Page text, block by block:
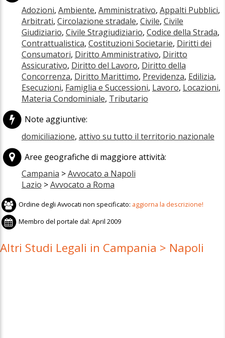
Adozioni, Ambiente, Amministrativo, Appalti Pubblici,
Arbitrati, Circolazione stradale, Civile, Civile
Giudiziario, Civile Stragiudiziario, Codice della Strada,
Contrattualistica, Costituzioni Societarie, Diritti dei
Consumatori, Diritto Amministrativo, Diritto
Assicurativo, Diritto del Lavoro, Diritto della
Concorrenza, Diritto Marittimo, Previdenza, Edilizia,
Esecuzioni, Famiglia e Successioni, Lavoro, Locazioni,
Materia Condominiale, Tributario
Note aggiuntive:
domiciliazione, attivo su tutto il territorio nazionale
Aree geografiche di maggiore attività:
Campania >Avvocato a Napoli
Lazio >Avvocato a Roma
Ordine degli Avvocati non specificato: aggiorna la descrizione!
Membro del portale dal:April 2009
Altri Studi Legali in Campania > Napoli